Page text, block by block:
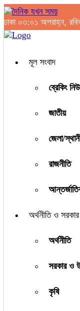
ঢাকা ০৩:০১ অপরাহ্ন,
মূল সংবাদ
ব্রেকিং
জাতীয়
জেলা/
রাজনীতি
অর্থনীতি ও সরকার
অর্থনীতি
সরকার ও
কৃষি